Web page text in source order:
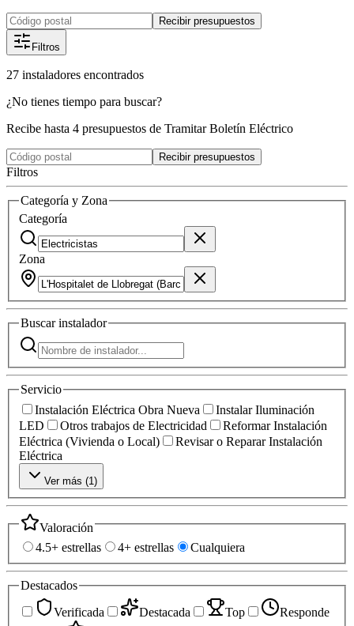
Recibir presupuestos
Filtros
27 instaladores encontrados
¿No tienes tiempo para buscar?
Recibe hasta 4 presupuestos de Tramitar Boletín Eléctrico
Recibir presupuestos
Filtros
Categoría y Zona
Categoría
Zona
Buscarinstalador
Servicio
Instalación Eléctrica Obra Nueva
Instalar Iluminación
LED
Otros trabajos de Electricidad
Reformar Instalación
Eléctrica (Vivienda o Local)
Revisar o Reparar Instalación
Eléctrica
Ver más (1)
Valoración
4.5+ estrellas
4+ estrellas Cualquiera
Destacados
Verificada
Destacada Top
Responde